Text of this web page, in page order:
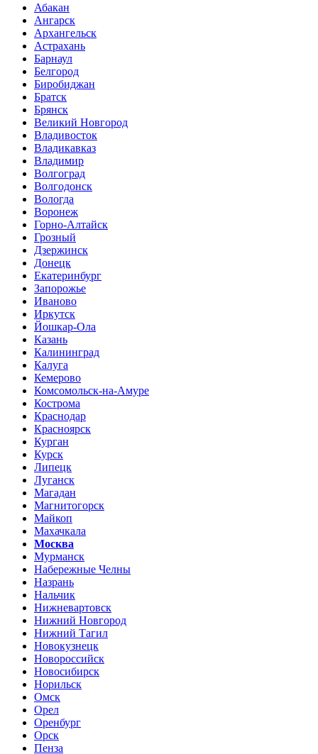
Абакан
Ангарск
Архангельск
Астрахань
Барнаул
Белгород
Биробиджан
Братск
Брянск
Великий Новгород
Владивосток
Владикавказ
Владимир
Волгоград
Волгодонск
Вологда
Воронеж
Горно-Алтайск
Грозный
Дзержинск
Донецк
Екатеринбург
Запорожье
Иваново
Иркутск
Йошкар-Ола
Казань
Калининград
Калуга
Кемерово
Комсомольск-на-Амуре
Кострома
Краснодар
Красноярск
Курган
Курск
Липецк
Луганск
Магадан
Магнитогорск
Майкоп
Махачкала
Москва
Мурманск
Набережные Челны
Назрань
Нальчик
Нижневартовск
Нижний Новгород
Нижний Тагил
Новокузнецк
Новороссийск
Новосибирск
Норильск
Омск
Орел
Оренбург
Орск
Пенза